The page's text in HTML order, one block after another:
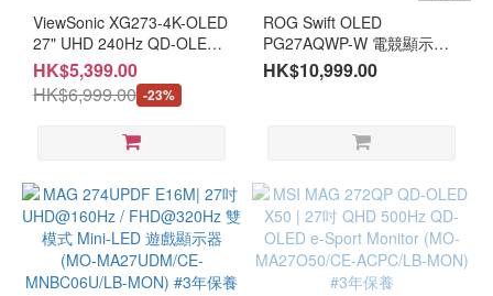
ViewSonic XG273-4K-OLED
27" UHD 240Hz QD-OLED
顯示器 ( MO-VZ273U / LB-
MON )#3年保養
HK$5,399.00
HK$6,999.00 -23%
ROG Swift OLED
PG27AQWP-W 電競顯示器 -
第四代 Tandem WOLED 面
板丨雙模式 [QHD@540Hz丨
500 True Black丨
AG27AQP/LB-MON）#3年
保養
HK$10,999.00